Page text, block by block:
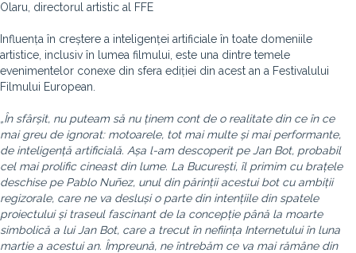
Olaru, directorul artistic al FFE
Influența în creștere a inteligenței artificiale în toate domeniile
artistice, inclusiv în lumea filmului, este una dintre temele
evenimentelor conexe din sfera ediției din acest an a Festivalului
Filmului European.
„În sfârșit, nu puteam să nu ținem cont de o realitate din ce în ce
mai greu de ignorat: motoarele, tot mai multe și mai performante,
de inteligență artificială. Așa l-am descoperit pe Jan Bot, probabil
cel mai prolific cineast din lume. La București, îl primim cu brațele
deschise pe Pablo Nuñez, unul din părinții acestui bot cu ambiții
regizorale, care ne va desluși o parte din intențiile din spatele
proiectului și traseul fascinant de la concepție până la moarte
simbolică a lui Jan Bot, care a trecut în neființa Internetului în luna
martie a acestui an. Împreună, ne întrebăm ce va mai rămâne din